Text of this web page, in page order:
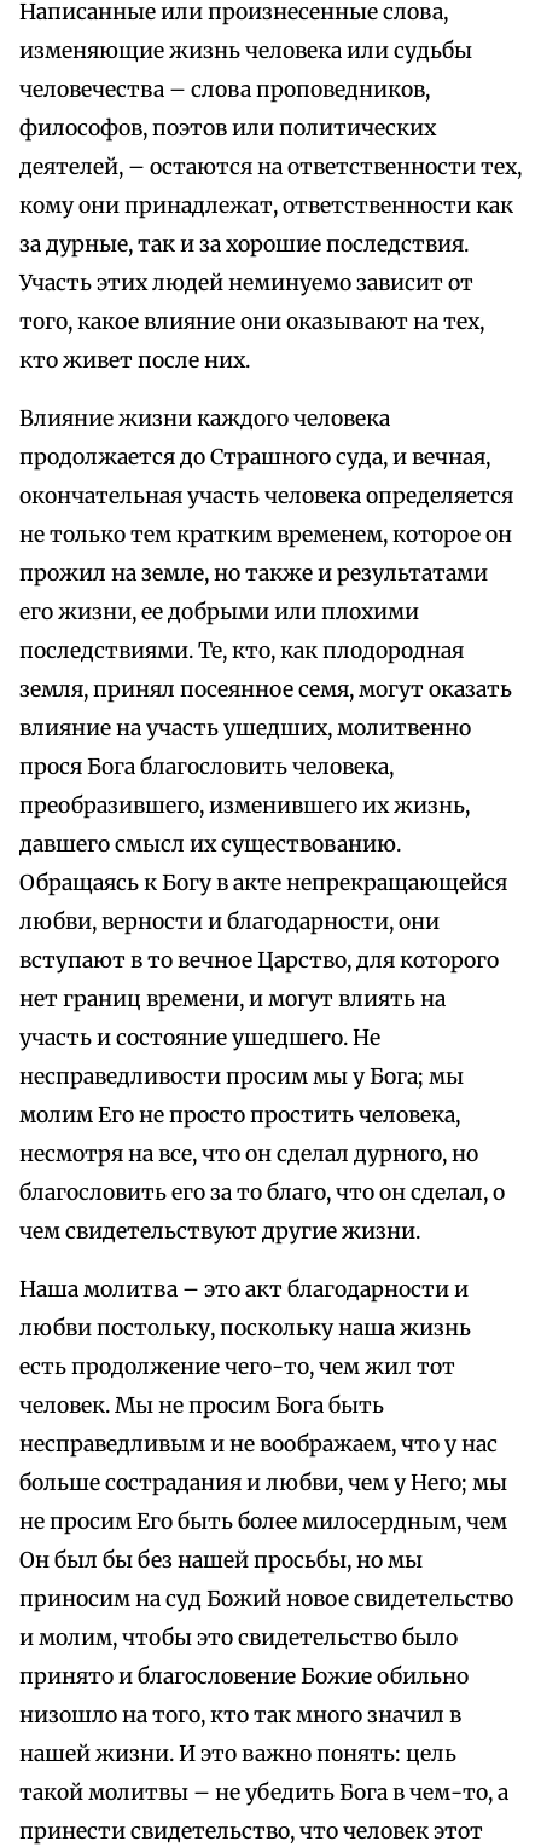
Написанные или произнесенные слова,
изменяющие жизнь человека или судьбы
человечества – слова проповедников,
философов, поэтов или политических
деятелей, – остаются на ответственности тех,
кому они принадлежат, ответственности как
за дурные, так и за хорошие последствия.
Участь этих людей неминуемо зависит от
того, какое влияние они оказывают на тех,
кто живет после них.
Влияние жизни каждого человека
продолжается до Страшного суда, и вечная,
окончательная участь человека определяется
не только тем кратким временем, которое он
прожил на земле, но также и результатами
его жизни, ее добрыми или плохими
последствиями. Те, кто, как плодородная
земля, принял посеянное семя, могут оказать
влияние на участь ушедших, молитвенно
прося Бога благословить человека,
преобразившего, изменившего их жизнь,
давшего смысл их существованию.
Обращаясь к Богу в акте непрекращающейся
любви, верности и благодарности, они
вступают в то вечное Царство, для которого
нет границ времени, и могут влиять на
участь и состояние ушедшего. Не
несправедливости просим мы у Бога; мы
молим Его не просто простить человека,
несмотря на все, что он сделал дурного, но
благословить его за то благо, что он сделал, о
чем свидетельствуют другие жизни.
Наша молитва – это акт благодарности и
любви постольку, поскольку наша жизнь
есть продолжение чего-то, чем жил тот
человек. Мы не просим Бога быть
несправедливым и не воображаем, что у нас
больше сострадания и любви, чем у Него; мы
не просим Его быть более милосердным, чем
Он был бы без нашей просьбы, но мы
приносим на суд Божий новое свидетельство
и молим, чтобы это свидетельство было
принято и благословение Божие обильно
низошло на того, кто так много значил в
нашей жизни. И это важно понять: цель
такой молитвы – не убедить Бога в чем-то, а
принести свидетельство, что человек этот